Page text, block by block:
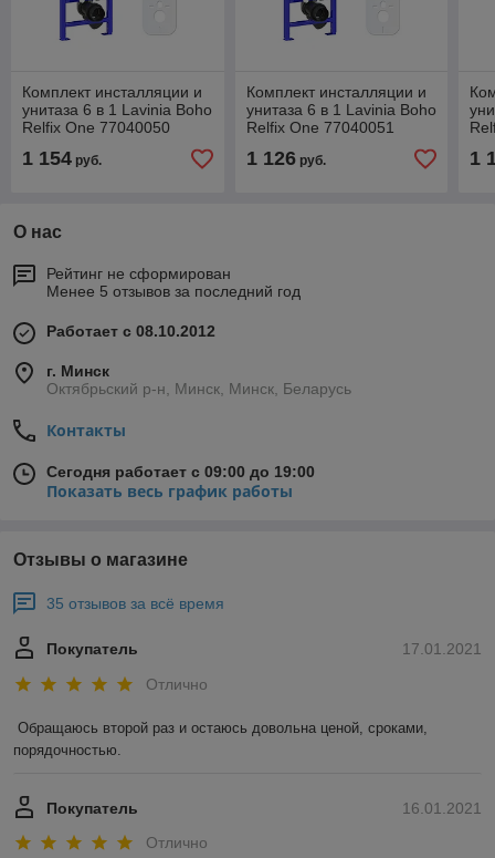
Комплект инсталляции и
унитаза 6 в 1 Lavinia Boho
Relfix One 77040050
1 154 руб.
Комплект инсталляции и
унитаза 6 в 1 Lavinia Boho
Relfix One 77040051
1 126руб. 1
О нас
Рейтинг не сформирован
Менее 5 отзывов за последний год
Работает с 08.10.2012
г. Минск
Октябрьский р-н, Минск, Минск, Беларусь
Контакты
Сегодня работает с 09:00 до 19:00
Показать весь график работы
Отзывы о магазине
35 отзывов за всё время
17.01.2021
Покупатель
Отлично
Обращаюсь второй раз и остаюсь довольна ценой, сроками,
порядочностью.
16.01.2021
Покупатель
Отлично